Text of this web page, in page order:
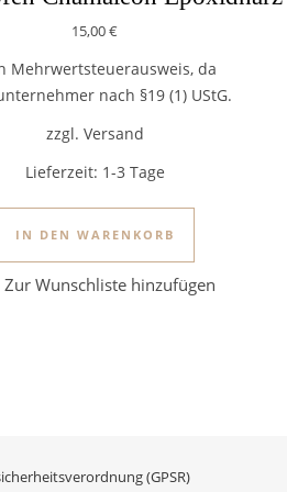
gewählt werden
15,00€
Mehrwertsteuerausweis, da
nach §19 (1) UStG.
zzgl. Versand
Lieferzeit: 1-3 Tage
IN DEN WARENKORB
(GPSR)